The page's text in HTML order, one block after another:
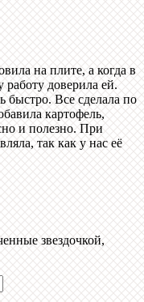
на плите, а когда в
работу доверила ей.
быстро. Все сделала по
картофель,
и полезно. При
так как у нас её
звездочкой,